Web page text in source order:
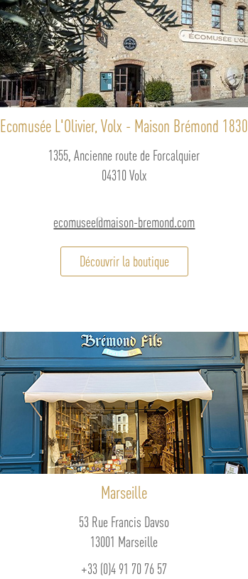
Ecomusée L'Olivier, Volx - Maison Brémond 1830
1355, Ancienne route de Forcalquier
04310 Volx
ecomusee@maison-bremond.com
Découvrir la boutique
Marseille
53 Rue Francis Davso
13001 Marseille
+33 (0)4 91 70 76 57